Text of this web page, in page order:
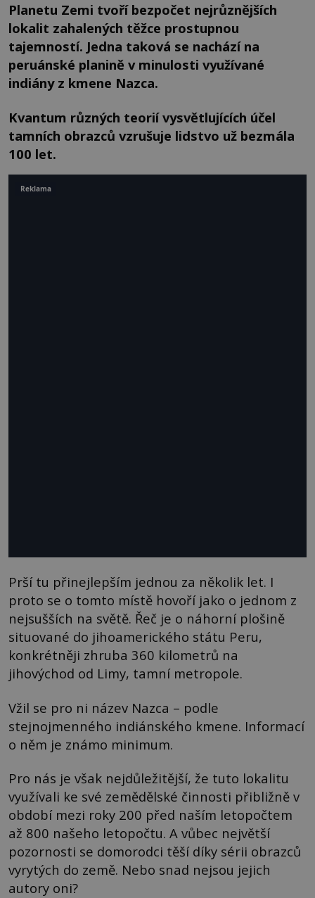
Planetu Zemi tvoří bezpočet nejrůznějších
lokalit zahalených těžce prostupnou
tajemností. Jedna taková se nachází na
peruánské planině v minulosti využívané
indiány z kmene Nazca.
Kvantum různých teorií vysvětlujících účel
tamních obrazců vzrušuje lidstvo už bezmála
100 let.
Prší tu přinejlepším jednou za několik let. I
proto se o tomto místě hovoří jako o jednom z
nejsušších na světě. Řeč je o náhorní plošině
situované do jihoamerického státu Peru,
konkrétněji zhruba 360 kilometrů na
jihovýchod od Limy, tamní metropole.
Vžil se pro ni název Nazca – podle
stejnojmenného indiánského kmene. Informací
o něm je známo minimum.
Pro nás je však nejdůležitější, že tuto lokalitu
využívali ke své zemědělské činnosti přibližně v
období mezi roky 200 před naším letopočtem
až 800 našeho letopočtu. A vůbec největší
pozornosti se domorodci těší díky sérii obrazců
vyrytých do země. Nebo snad nejsou jejich
autory oni?
Reklama